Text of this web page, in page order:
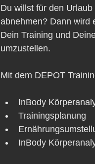
Du willst für den
abnehmen? Dann wird
Dein Training und
umzustellen.
Mit dem DEPOT
InBody
Trainingsplanung
InBody